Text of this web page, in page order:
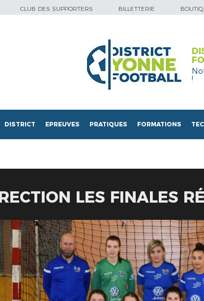
CLUB DES SUPPORTERS BILLETTERIE
!
DISTRICT EPREUVES PRATIQUES FORMATIONS
LES FINALES